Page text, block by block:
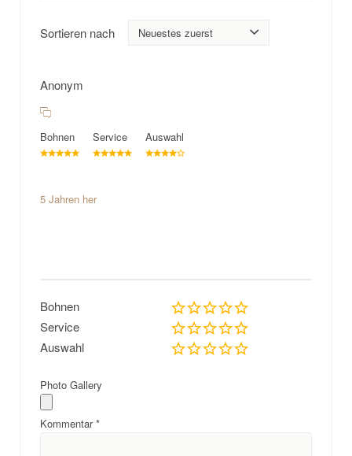
Sortieren nach
Anonym
Bohnen Service Auswahl
5 Jahren her
Bohnen
Service
Auswahl
Photo Gallery
Kommentar*